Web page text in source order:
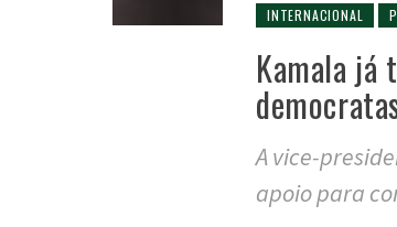
INTERNACIONAL
Kamala já
A vice-
apoio para